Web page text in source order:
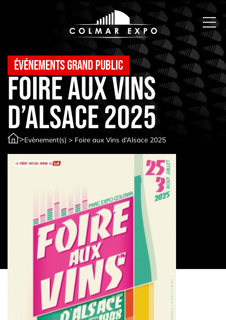
Événements Grand public
Foire aux Vins
d’Alsace 2025
>Evènement(s) > Foire aux Vins d’Alsace 2025